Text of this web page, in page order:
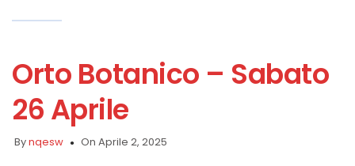
Orto Botanico – Sabato
26 Aprile
Bynqesw On Aprile 2, 2025